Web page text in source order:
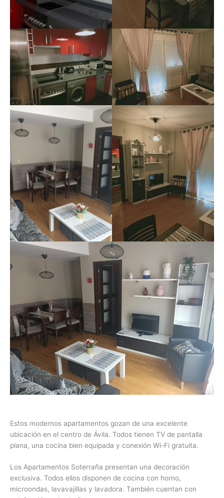
Estos modernos apartamentos gozan de una excelente
ubicación en el centro de Ávila. Todos tienen TV de pantalla
plana, una cocina bien equipada y conexión Wi-Fi gratuita.
Los Apartamentos Soterraña presentan una decoración
exclusiva. Todos ellos disponen de cocina con horno,
microondas, lavavajillas y lavadora. También cuentan con